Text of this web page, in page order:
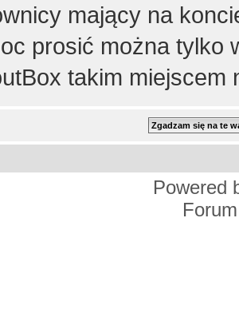
mający na
prosić można tylko
takim miejscem
Powered